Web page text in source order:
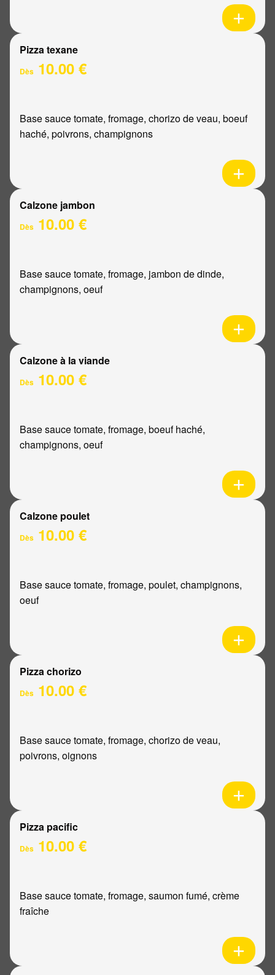
Pizza texane
Dès 10.00 €
Base sauce tomate, fromage, chorizo de veau, boeuf
haché, poivrons, champignons
Calzone jambon
Dès 10.00 €
Base sauce tomate, fromage, jambon de dinde,
champignons, oeuf
Calzone à la viande
Dès 10.00 €
Base sauce tomate, fromage, boeuf haché,
champignons, oeuf
Calzone poulet
Dès 10.00 €
Base sauce tomate, fromage, poulet, champignons,
oeuf
Pizza chorizo
Dès 10.00 €
Base sauce tomate, fromage, chorizo de veau,
poivrons, oignons
Pizza pacific
Dès 10.00 €
Base sauce tomate, fromage, saumon fumé, crème
fraîche